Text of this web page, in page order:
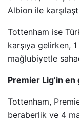
Albion ile
Tottenham ise
karşıya gelirken,
mağlubiyetle
Premier Lig’in en
Tottenham,
beraberlik ve 4